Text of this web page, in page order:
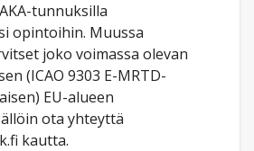
tunnuksilla
opintoihin. Muussa
joko voimassa olevan
(ICAO 9303 E-MRTD-
EU-alueen
ota yhteyttä
kautta.